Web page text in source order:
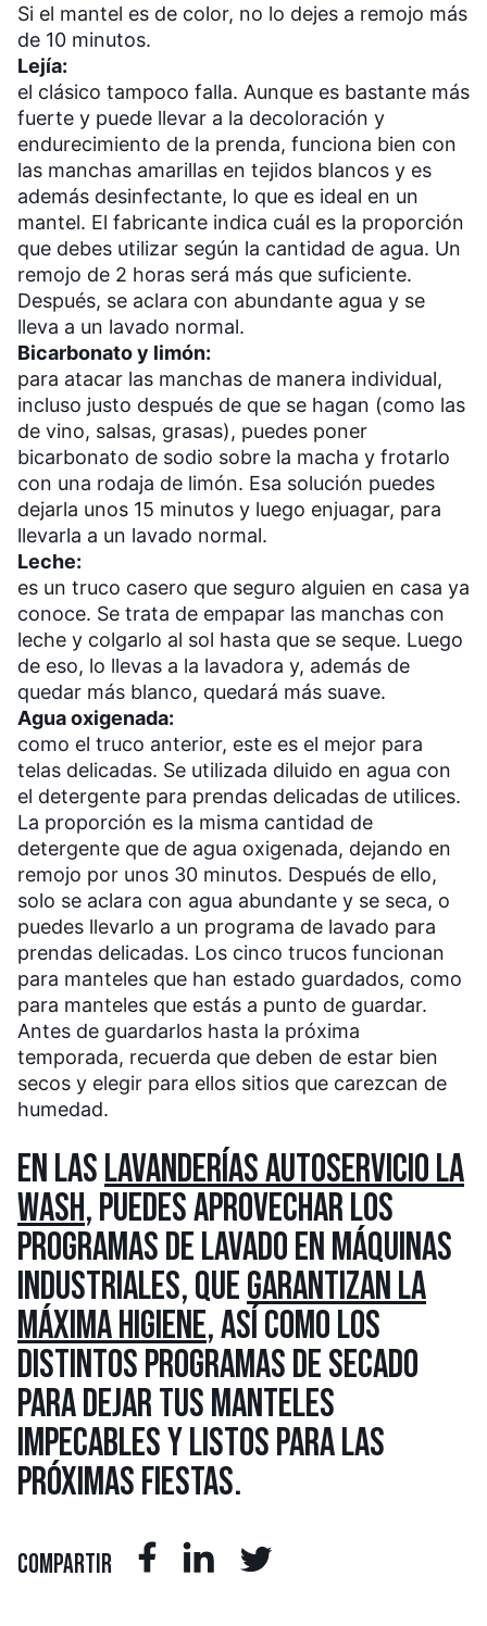
Si el mantel es de color, no lo dejes a remojo más
de 10 minutos.
Lejía:
el clásico tampoco falla. Aunque es bastante más
fuerte y puede llevar a la decoloración y
endurecimiento de la prenda, funciona bien con
las manchas amarillas en tejidos blancos y es
además desinfectante, lo que es ideal en un
mantel. El fabricante indica cuál es la proporción
que debes utilizar según la cantidad de agua. Un
remojo de 2 horas será más que suficiente.
Después, se aclara con abundante agua y se
lleva a un lavado normal.
Bicarbonato y limón:
para atacar las manchas de manera individual,
incluso justo después de que se hagan (como las
de vino, salsas, grasas), puedes poner
bicarbonato de sodio sobre la macha y frotarlo
con una rodaja de limón. Esa solución puedes
dejarla unos 15 minutos y luego enjuagar, para
llevarla a un lavado normal.
Leche:
es un truco casero que seguro alguien en casa ya
conoce. Se trata de empapar las manchas con
leche y colgarlo al sol hasta que se seque. Luego
de eso, lo llevas a la lavadora y, además de
quedar más blanco, quedará más suave.
Agua oxigenada:
como el truco anterior, este es el mejor para
telas delicadas. Se utilizada diluido en agua con
el detergente para prendas delicadas de utilices.
La proporción es la misma cantidad de
detergente que de agua oxigenada, dejando en
remojo por unos 30 minutos. Después de ello,
solo se aclara con agua abundante y se seca, o
puedes llevarlo a un programa de lavado para
prendas delicadas. Los cinco trucos funcionan
para manteles que han estado guardados, como
para manteles que estás a punto de guardar.
Antes de guardarlos hasta la próxima
temporada, recuerda que deben de estar bien
secos y elegir para ellos sitios que carezcan de
humedad.
EN LAS LAVANDERÍAS AUTOSERVICIO LA
WASH, PUEDES APROVECHAR LOS
PROGRAMAS DE LAVADO EN MÁQUINAS
INDUSTRIALES, QUE GARANTIZAN LA
MÁXIMA HIGIENE,ASÍ COMO LOS
DISTINTOS PROGRAMAS DE SECADO
PARA DEJAR TUS MANTELES
IMPECABLES Y LISTOS PARA LAS
PRÓXIMAS FIESTAS.
COMPARTIR